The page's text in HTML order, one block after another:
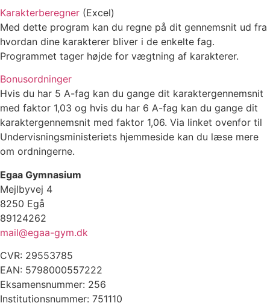
Karakterberegner (Excel)
Med dette program kan du regne på dit gennemsnit ud fra
hvordan dine karakterer bliver i de enkelte fag.
Programmet tager højde for vægtning af karakterer.
Bonusordninger
Hvis du har 5 A-fag kan du gange dit karaktergennemsnit
med faktor 1,03 og hvis du har 6 A-fag kan du gange dit
karaktergennemsnit med faktor 1,06. Via linket ovenfor til
Undervisningsministeriets hjemmeside kan du læse mere
om ordningerne.
Egaa Gymnasium
Mejlbyvej 4
8250 Egå
89124262
mail@egaa-gym.dk
CVR: 29553785
EAN: 5798000557222
Eksamensnummer: 256
Institutionsnummer: 751110